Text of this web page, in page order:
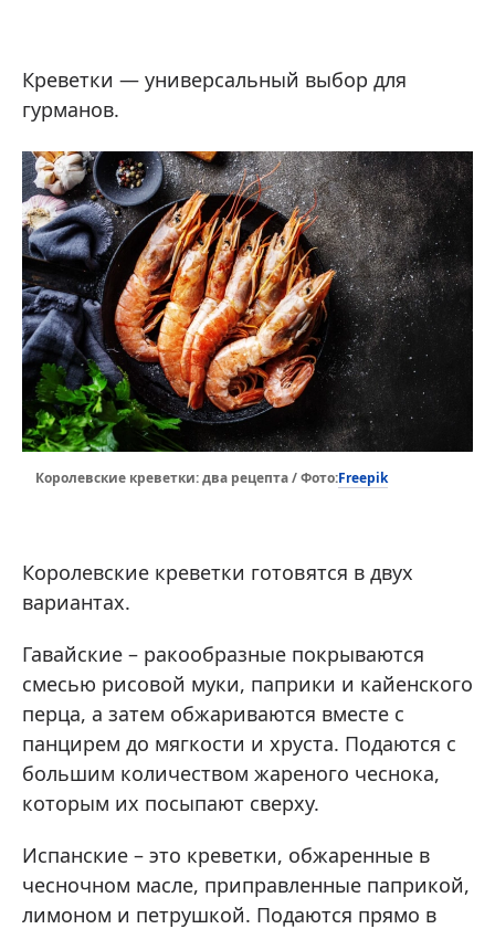
Креветки — универсальный выбор для
гурманов.
Королевские креветки: два рецепта / Фото:Freepik
Королевские креветки готовятся в двух
вариантах.
Гавайские – ракообразные покрываются
смесью рисовой муки, паприки и кайенского
перца, а затем обжариваются вместе с
панцирем до мягкости и хруста. Подаются с
большим количеством жареного чеснока,
которым их посыпают сверху.
Испанские – это креветки, обжаренные в
чесночном масле, приправленные паприкой,
лимоном и петрушкой. Подаются прямо в